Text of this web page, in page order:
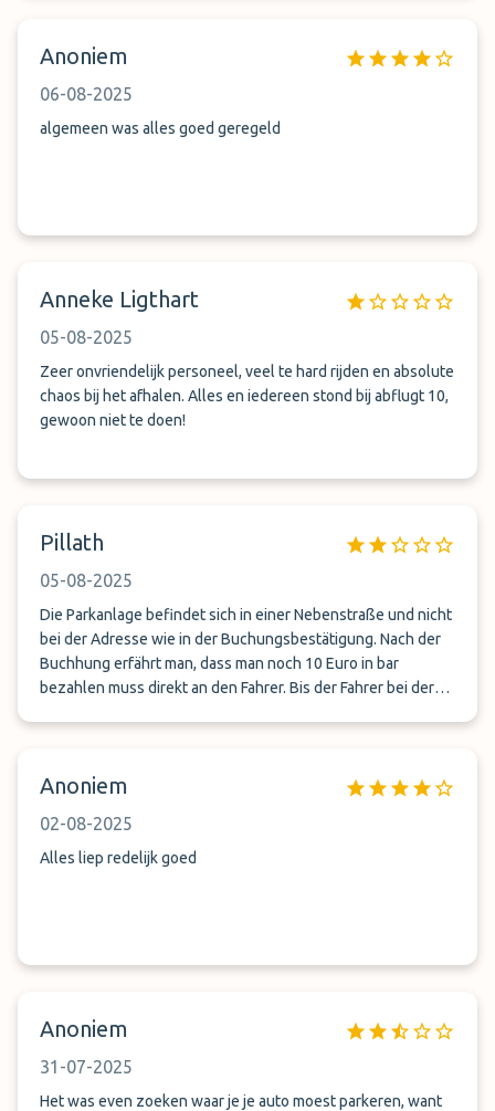
volgens mij gaat dit geld gewoon lekker in de zak van de
meer en ik raad ook iedereen af om dit te doen.
Anoniem
06-08-2025
algemeen was alles goed geregeld
Anneke Ligthart
05-08-2025
Zeer onvriendelijk personeel, veel te hard rijden en absolute
chaos bij het afhalen. Alles en iedereen stond bij abflugt 10,
gewoon niet te doen!
Pillath
05-08-2025
Die Parkanlage befindet sich in einer Nebenstraße und nicht
bei der Adresse wie in der Buchungsbestätigung. Nach der
Buchhung erfährt man, dass man noch 10 Euro in bar
bezahlen muss direkt an den Fahrer. Bis der Fahrer bei der
Anoniem
02-08-2025
Alles liep redelijk goed
Anoniem
31-07-2025
Het was even zoeken waar je je auto moest parkeren, want